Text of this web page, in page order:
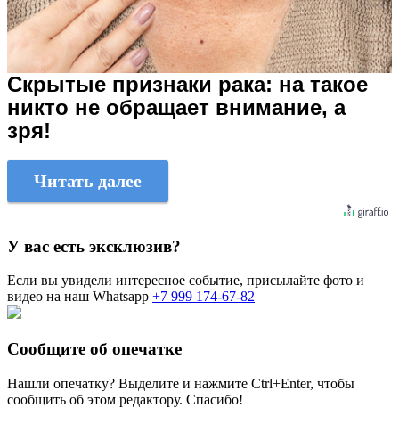
Скрытые признаки рака: на такое
никто не обращает внимание, а
зря!
Читать далее
У вас есть эксклюзив?
Если вы увидели интересное событие, присылайте фото и
видео на наш Whatsapp +7 999 174-67-82
Сообщите об опечатке
Нашли опечатку? Выделите и нажмите Ctrl+Enter, чтобы
сообщить об этом редактору. Спасибо!